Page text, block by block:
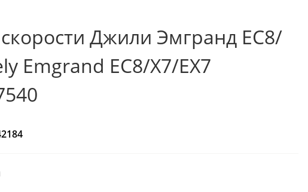
Джили Эмгранд ЕС8/
Emgrand EC8/X7/EX7